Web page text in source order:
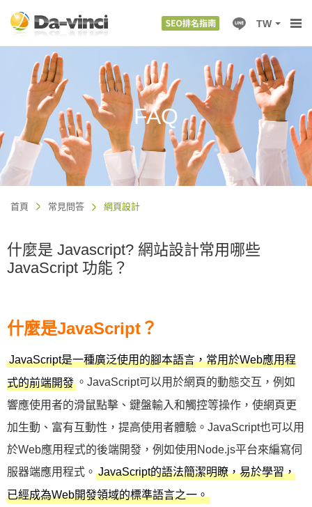
TW
FAQ
首頁 常見問答 網頁設計
什麼是 Javascript? 網站設計常用哪些
JavaScript 功能？
什麼是JavaScript？
JavaScript是一種廣泛使用的腳本語言，常用於Web應用程
式的前端開發 。JavaScript可以用於網頁的動態交互，例如
響應使用者的滑鼠點擊、鍵盤輸入和觸控等操作，使網頁更
加生動、富有互動性，提高使用者體驗。JavaScript也可以用
於Web應用程式的後端開發，例如使用Node.js平台來編寫伺
服器端應用程式。 JavaScript的語法簡潔明瞭，易於學習，
已經成為Web開發領域的標準語言之一。